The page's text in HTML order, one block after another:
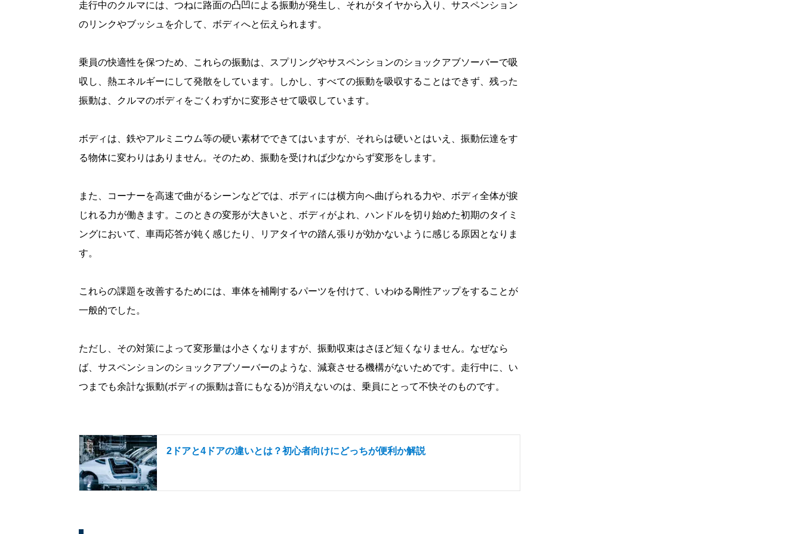
走行中のクルマには、つねに路面の凸凹による振動が発生し、それがタイヤから入り、サスペンション
のリンクやブッシュを介して、ボディへと伝えられます。
乗員の快適性を保つため、これらの振動は、スプリングやサスペンションのショックアブソーバーで吸
収し、熱エネルギーにして発散をしています。しかし、すべての振動を吸収することはできず、残った
振動は、クルマのボディをごくわずかに変形させて吸収しています。
ボディは、鉄やアルミニウム等の硬い素材でできてはいますが、それらは硬いとはいえ、振動伝達をす
る物体に変わりはありません。そのため、振動を受ければ少なからず変形をします。
また、コーナーを高速で曲がるシーンなどでは、ボディには横方向へ曲げられる力や、ボディ全体が捩
じれる力が働きます。このときの変形が大きいと、ボディがよれ、ハンドルを切り始めた初期のタイミ
ングにおいて、車両応答が鈍く感じたり、リアタイヤの踏ん張りが効かないように感じる原因となりま
す。
これらの課題を改善するためには、車体を補剛するパーツを付けて、いわゆる剛性アップをすることが
一般的でした。
ただし、その対策によって変形量は小さくなりますが、振動収束はさほど短くなりません。なぜなら
ば、サスペンションのショックアブソーバーのような、減衰させる機構がないためです。走行中に、い
つまでも余計な振動(ボディの振動は音にもなる)が消えないのは、乗員にとって不快そのものです。
2ドアと4ドアの違いとは？初心者向けにどっちが便利か解説